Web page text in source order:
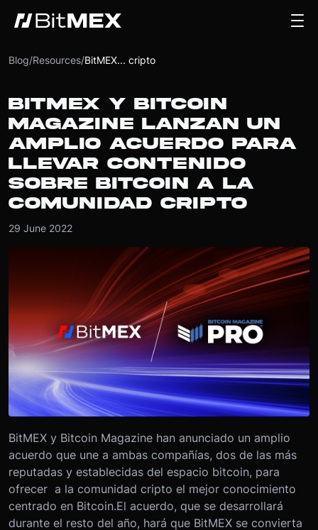
Blog/Resources/BitMEX... cripto
BITMEX Y BITCOIN
MAGAZINE LANZAN UN
AMPLIO ACUERDO PARA
LLEVAR CONTENIDO
SOBRE BITCOIN A LA
COMUNIDAD CRIPTO
29 June 2022
BitMEX y Bitcoin Magazine han anunciado un amplio
acuerdo que une a ambas compañías, dos de las más
reputadas y establecidas del espacio bitcoin, para
ofrecer a la comunidad cripto el mejor conocimiento
centrado en Bitcoin.El acuerdo, que se desarrollará
durante el resto del año, hará que BitMEX se convierta